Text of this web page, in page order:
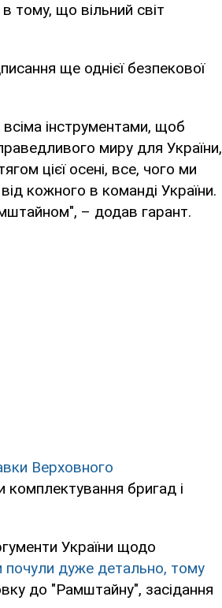
тому, що вільний світ
ще однієї безпекової
інструментами, щоб
миру для України,
цієї осені, все, чого ми
кожного в команді України.
– додав гарант.
Верховного
комплектування бригад і
України щодо
почули дуже детально, тому
до "Рамштайну", засідання